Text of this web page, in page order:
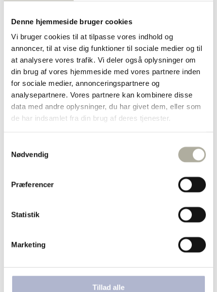
Denne hjemmeside bruger cookies
Vi bruger cookies til at tilpasse vores indhold og
annoncer, til at vise dig funktioner til sociale medier og til
at analysere vores trafik. Vi deler også oplysninger om
din brug af vores hjemmeside med vores partnere inden
for sociale medier, annonceringspartnere og
analysepartnere. Vores partnere kan kombinere disse
data med andre oplysninger, du har givet dem, eller som
de har indsamlet fra din brug af deres tjenester.
Nødvendig
Præferencer
Statistik
Marketing
Tillad alle
Guld ringe
Sølv ringe
Dåbsartikler
Bestik
Bordflag
Kop & Tallerken
Smykkeskrin
Sparebøsser
Diverse
Børnesmykker
Børnearmbånd
Børnehalskæder
Ankelkæder
Hard Steel
Izabel Camille
Julie Sandlau